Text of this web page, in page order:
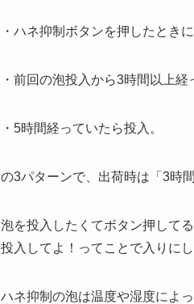
・ハネ抑制ボタンを押したとき
・前回の泡投入から3時間以上経
・5時間経っていたら投入。
の3パターンで、出荷時は「3時
泡を投入したくてボタン押して
投入してよ！ってことで入りにし
ハネ抑制の泡は温度や湿度によ